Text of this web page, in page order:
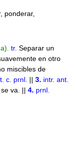
ponderar,
tr. Separar un
en otro
miscibles de
c. prnl. || 3. intr. ant.
va. || 4. prnl.